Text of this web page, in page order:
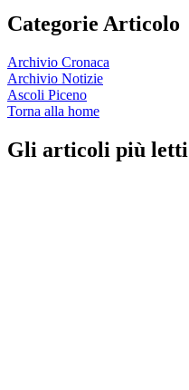
Categorie Articolo
Archivio Cronaca
Archivio Notizie
Ascoli Piceno
Torna alla home
Gli articoli più letti